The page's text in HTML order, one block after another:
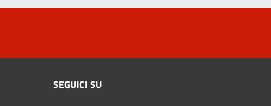
SEGUICI SU